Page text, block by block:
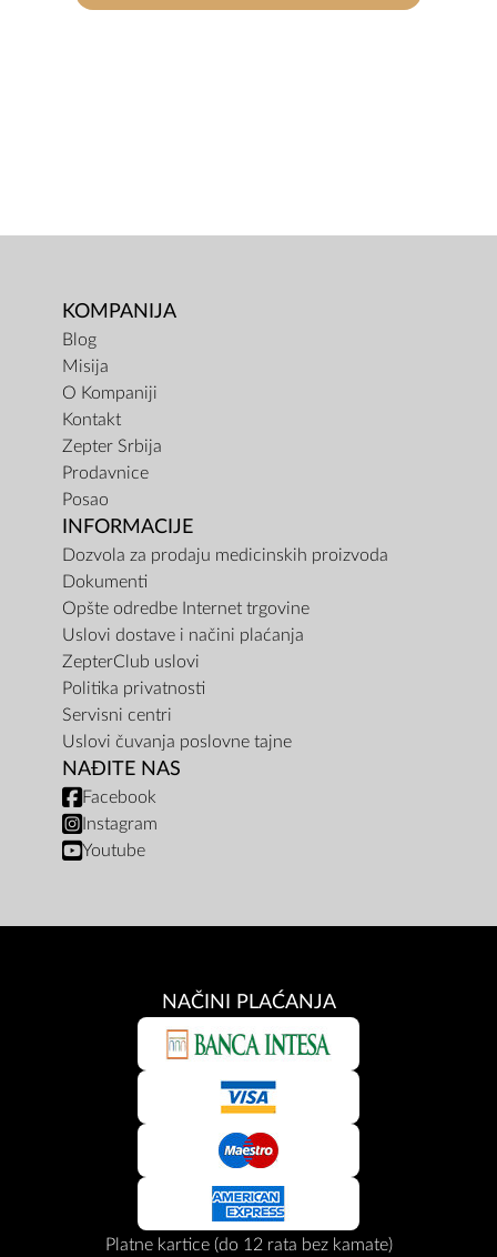
KOMPANIJA
Blog
Misija
O Kompaniji
Kontakt
Zepter Srbija
Prodavnice
Posao
INFORMACIJE
Dozvola za prodaju medicinskih proizvoda
Dokumenti
Opšte odredbe Internet trgovine
Uslovi dostave i načini plaćanja
ZepterClub uslovi
Politika privatnosti
Servisni centri
Uslovi čuvanja poslovne tajne
NAĐITE NAS
Facebook
Instagram
Youtube
NAČINI PLAĆANJA
Platne kartice (do 12 rata bez kamate)